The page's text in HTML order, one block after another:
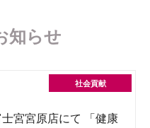
知らせ
宮宮原店にて 「健康